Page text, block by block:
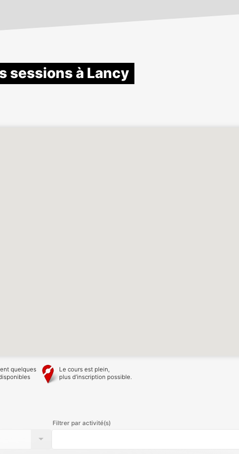
sessions à Lancy
quelques
Le cours est plein,
plus d’inscription possible.
Filtrer par activité(s)